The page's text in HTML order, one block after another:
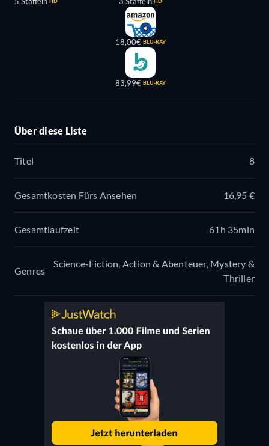
18,00€ BLU-RAY
83,99€ BLU-RAY
Über diese Liste
Titel 8
Gesamtkosten Fürs Ansehen 16,95 €
Gesamtlaufzeit 61h 35min
Genres
Science-Fiction, Action & Abenteuer, Mystery &
Thriller